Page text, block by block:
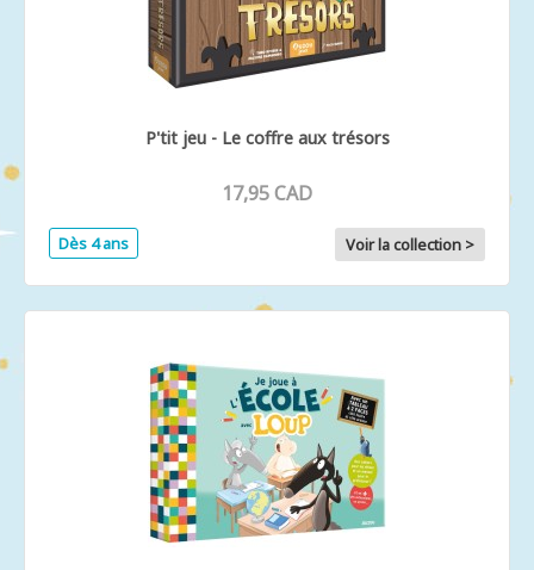
P'tit jeu - Le coffre aux trésors
17,95 CAD
Dès 4 ans Voir la collection >